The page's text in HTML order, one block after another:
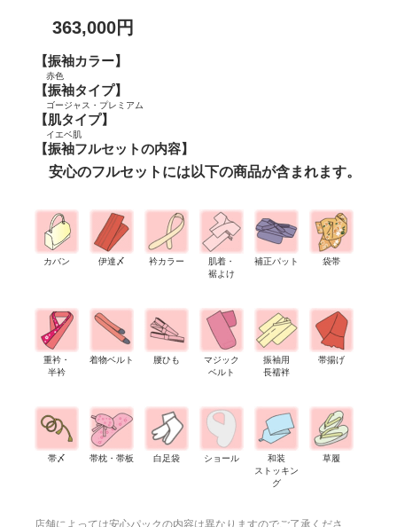
363,000円
【振袖カラー】
赤色
【振袖タイプ】
ゴージャス・プレミアム
【肌タイプ】
イエベ肌
【振袖フルセットの内容】
安心のフルセットには以下の商品が含まれます。
カバン 伊達〆 衿カラー
肌着・
裾よけ
補正パット 袋帯
重衿・
半衿
着物ベルト 腰ひも
マジック
ベルト
振袖用
長襦袢
帯揚げ
帯〆 帯枕・帯板 白足袋 ショール
和装
ストッキン
グ
草履
店舗によっては安心パックの内容は異なりますのでご了承くださ